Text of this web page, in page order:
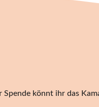
Spende könnt ihr das